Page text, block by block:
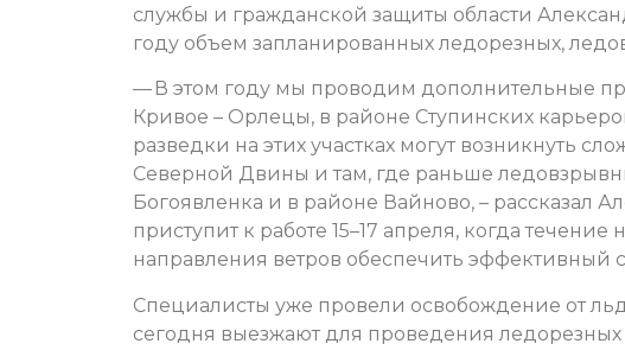
службы и гражданской защиты области
году объем запланированных ледорезных,
— В этом году мы проводим дополнительные
Кривое – Орлецы, в районе Ступинских
разведки на этих участках могут возникнуть
Северной Двины и там, где раньше
Богоявленка и в районе Вайново, – рассказал
приступит к работе 15–17 апреля, когда
направления ветров обеспечить
Специалисты уже провели освобождение от
сегодня выезжают для проведения